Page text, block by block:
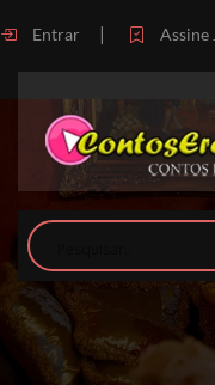
Entrar | Assine